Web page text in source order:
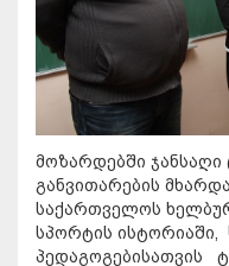
მოზარდებში ჯანსაღი
განვითარების
საქართველოს
სპორტის ისტორიაში,
პედაგოგებისათვის